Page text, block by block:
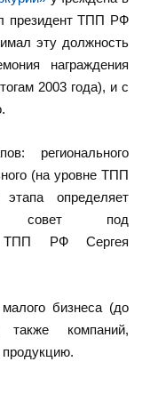
президент ТПП РФ
эту должность
награждения
2003 года), и с
регионального
(на уровне ТПП
определяет
совет под
ТПП РФ Сергея
бизнеса (до
компаний,